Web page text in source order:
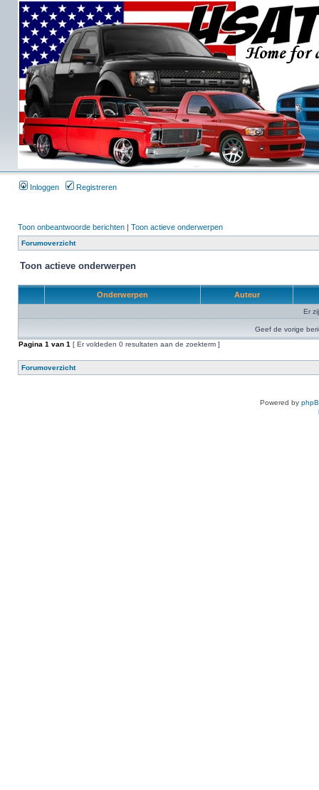
Inloggen Registreren
Toon onbeantwoorde berichten | Toon actieve onderwerpen
Forumoverzicht
Toon actieve onderwerpen
Onderwerpen Auteur
Er
Geef de vorige
Pagina 1 van 1 [ Er voldeden 0 resultaten aan de zoekterm ]
Forumoverzicht
Powered by